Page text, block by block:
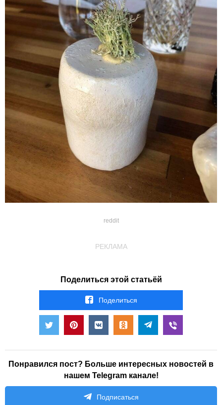
reddit
РЕКЛАМА
Поделиться этой статьёй
Поделиться
Понравился пост? Больше интересных новостей в
нашем Telegram канале!
Подписаться